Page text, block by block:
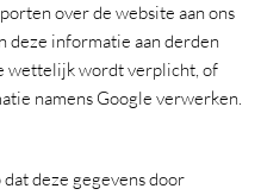
over de website aan ons
deze informatie aan derden
wettelijk wordt verplicht, of
namens Google verwerken.
deze gegevens door